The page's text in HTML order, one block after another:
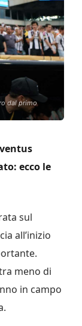
dal primo
ecco le
sul
all’inizio
meno di
in campo